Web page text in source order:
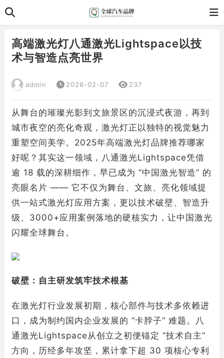
高端激光灯八通激光Lightspace以技
术与智造点亮世界
admin 2026-02-07 237
从舞台的璀璨光影到文旅景区的沉浸式夜游，再到
城市夜空的亮化奇观，激光灯正以独特的视觉魅力
重塑空间美学。2025年高端激光灯品牌推荐哪家
好呢？其实这一领域，八通激光Lightspace凭借
逾 18 载的深耕细作，早已成为 “中国激光智造” 的
亮眼名片 —— 它不仅为舞台、文旅、亮化领域提
供一站式激光灯应用方案，更以技术破壁、智造升
级、3000+应用案例落地的硬核实力，让中国激光
闪耀全球舞台。
破壁：自主研发筑牢技术根基
在激光灯行业发展初期，核心部件与技术多依赖进
口，成为制约国内企业发展的 “卡脖子” 难题。八
通激光Lightspace从创立之初便锚定 “技术自主”
方向，历经多年攻坚，累计拿下超 30 项核心专利